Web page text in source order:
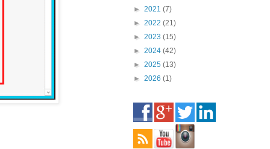
► 2021 (7)
► 2022 (21)
► 2023 (15)
► 2024 (42)
► 2025 (13)
► 2026 (1)